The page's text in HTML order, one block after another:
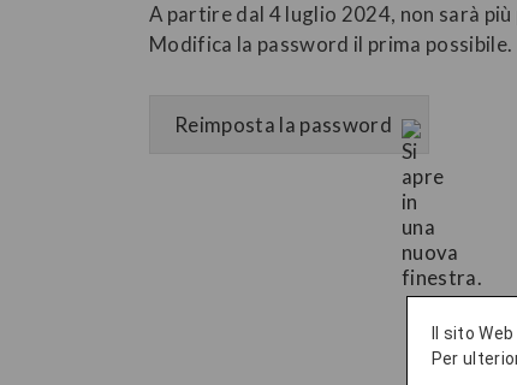
A partire dal 4 luglio 2024, non sarà
Modifica la password il prima possibile.
Reimposta la password
Il sito
Per